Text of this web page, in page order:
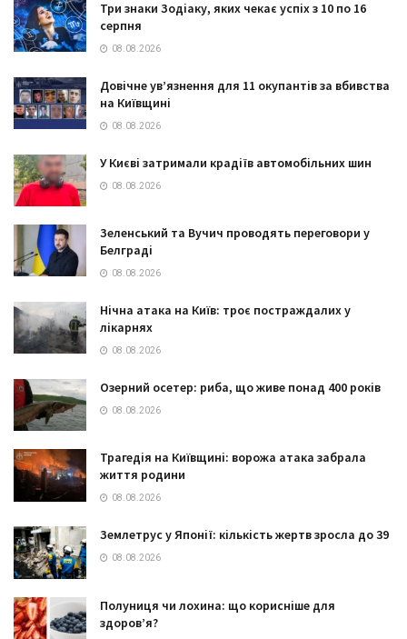
Три знаки Зодіаку, яких чекає успіх з 10 по 16
серпня
08.08.2026
Довічне ув’язнення для 11 окупантів за вбивства
на Київщині
08.08.2026
У Києві затримали крадіїв автомобільних шин
08.08.2026
Зеленський та Вучич проводять переговори у
Белграді
08.08.2026
Нічна атака на Київ: троє постраждалих у
лікарнях
08.08.2026
Озерний осетер: риба, що живе понад 400 років
08.08.2026
Трагедія на Київщині: ворожа атака забрала
життя родини
08.08.2026
Землетрус у Японії: кількість жертв зросла до 39
08.08.2026
Полуниця чи лохина: що корисніше для
здоров’я?